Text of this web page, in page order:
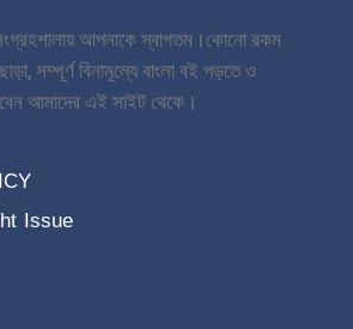
আপনাকে স্বাগতম।কোনো রকম
সম্পূর্ণ বিনামূল্যে বাংলা বই পড়তে ও
আমাদের এই সাইট থেকে।
Issue